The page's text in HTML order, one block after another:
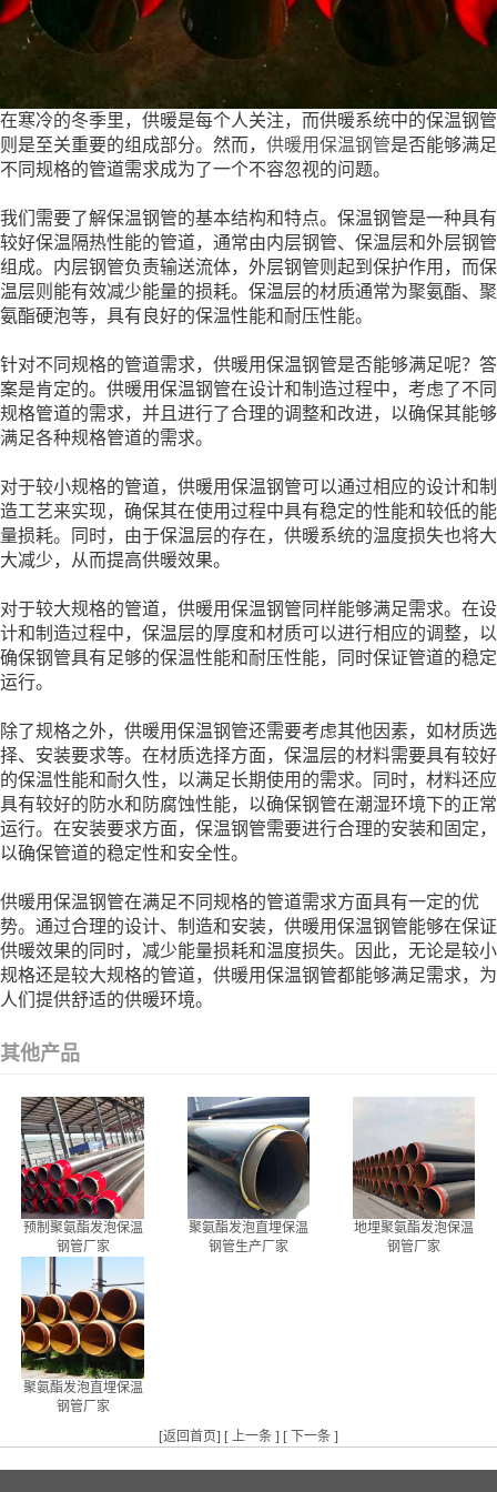
在寒冷的冬季里，供暖是每个人关注，而供暖系统中的保温钢管
则是至关重要的组成部分。然而， 供暖用保温钢管是否能够满足
不同规格的管道需求成为了一个不容忽视的问题。
我们需要了解保温钢管的基本结构和特点。保温钢管是一种具有
较好保温隔热性能的管道，通常由内层钢管、保温层和外层钢管
组成。内层钢管负责输送流体，外层钢管则起到保护作用，而保
温层则能有效减少能量的损耗。保温层的材质通常为聚氨酯、聚
氨酯硬泡等，具有良好的保温性能和耐压性能。
针对不同规格的管道需求，供暖用保温钢管是否能够满足呢？答
案是肯定的。供暖用保温钢管在设计和制造过程中，考虑了不同
规格管道的需求，并且进行了合理的调整和改进，以确保其能够
满足各种规格管道的需求。
对于较小规格的管道，供暖用保温钢管可以通过相应的设计和制
造工艺来实现，确保其在使用过程中具有稳定的性能和较低的能
量损耗。同时，由于保温层的存在，供暖系统的温度损失也将大
大减少，从而提高供暖效果。
对于较大规格的管道，供暖用保温钢管同样能够满足需求。在设
计和制造过程中，保温层的厚度和材质可以进行相应的调整，以
确保钢管具有足够的保温性能和耐压性能，同时保证管道的稳定
运行。
除了规格之外，供暖用保温钢管还需要考虑其他因素，如材质选
择、安装要求等。在材质选择方面，保温层的材料需要具有较好
的保温性能和耐久性，以满足长期使用的需求。同时，材料还应
具有较好的防水和防腐蚀性能，以确保钢管在潮湿环境下的正常
运行。在安装要求方面，保温钢管需要进行合理的安装和固定，
以确保管道的稳定性和安全性。
供暖用保温钢管在满足不同规格的管道需求方面具有一定的优
势。通过合理的设计、制造和安装，供暖用保温钢管能够在保证
供暖效果的同时，减少能量损耗和温度损失。因此，无论是较小
规格还是较大规格的管道，供暖用保温钢管都能够满足需求，为
人们提供舒适的供暖环境。
其他产品
预制聚氨酯发泡保温
钢管厂家
聚氨酯发泡直埋保温
钢管生产厂家
地埋聚氨酯发泡保温
钢管厂家
聚氨酯发泡直埋保温
钢管厂家
[返回首页] [ 上一条 ] [ 下一条 ]